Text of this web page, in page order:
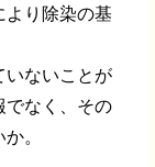
より除染の基
いないことが
でなく、その
。